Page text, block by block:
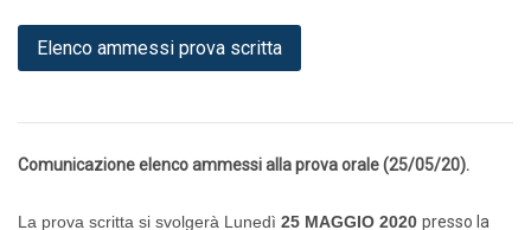
Elenco ammessi prova scritta
Comunicazione elenco ammessi alla prova orale (25/05/20).
La prova scritta si svolgerà Lunedì 25 MAGGIO 2020 presso la